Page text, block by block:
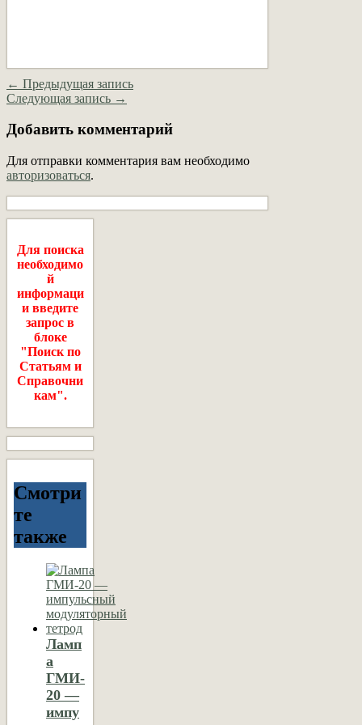
← Предыдущая запись
Следующая запись →
Добавить комментарий
Для отправки комментария вам необходимо
авторизоваться.
Для поиска
необходимо
й
информаци
и введите
запрос в
блоке
"Поиск по
Статьям и
Справочни
кам".
Смотри
те
также
Ламп
а
ГМИ-
20 —
импу